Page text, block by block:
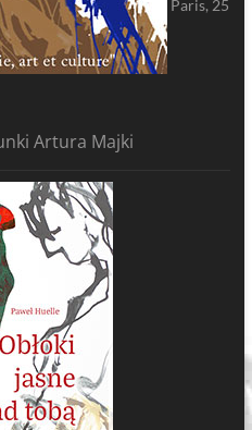
Paris, 25
Artura Majki